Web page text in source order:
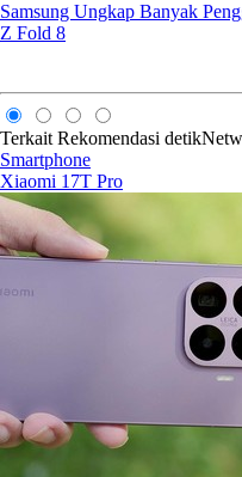
Samsung Ungkap Banyak
Z Fold 8
Terkait Rekomendasi
Smartphone
Xiaomi 17T Pro